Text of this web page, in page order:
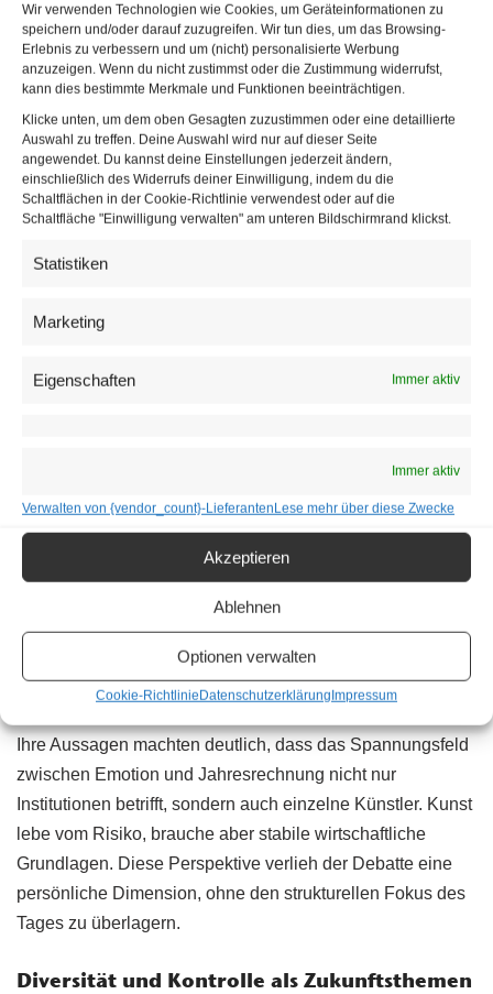
Wir verwenden Technologien wie Cookies, um Geräteinformationen zu
speichern und/oder darauf zuzugreifen. Wir tun dies, um das Browsing-
Erlebnis zu verbessern und um (nicht) personalisierte Werbung
anzuzeigen. Wenn du nicht zustimmst oder die Zustimmung widerrufst,
kann dies bestimmte Merkmale und Funktionen beeinträchtigen.
Klicke unten, um dem oben Gesagten zuzustimmen oder eine detaillierte
Auswahl zu treffen. Deine Auswahl wird nur auf dieser Seite
angewendet. Du kannst deine Einstellungen jederzeit ändern,
einschließlich des Widerrufs deiner Einwilligung, indem du die
Schaltflächen in der Cookie-Richtlinie verwendest oder auf die
Schaltfläche "Einwilligung verwalten" am unteren Bildschirmrand klickst.
Statistiken
Marketing
Eigenschaften Immer aktiv
Immer aktiv
Verwalten von {vendor_count}-LieferantenLese mehr über diese Zwecke
Akzeptieren
Ablehnen
Optionen verwalten
Cookie-RichtlinieDatenschutzerklärungImpressum
Elīna Garanča am Podium. | © Andreas Kowacsik
Ihre Aussagen machten deutlich, dass das Spannungsfeld
zwischen Emotion und Jahresrechnung nicht nur
Institutionen betrifft, sondern auch einzelne Künstler. Kunst
lebe vom Risiko, brauche aber stabile wirtschaftliche
Grundlagen. Diese Perspektive verlieh der Debatte eine
persönliche Dimension, ohne den strukturellen Fokus des
Tages zu überlagern.
Diversität und Kontrolle als Zukunftsthemen